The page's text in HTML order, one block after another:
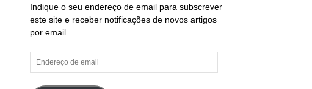
Indique o seu endereço de email para subscrever
este site e receber notificações de novos artigos
por email.
Endereço
de